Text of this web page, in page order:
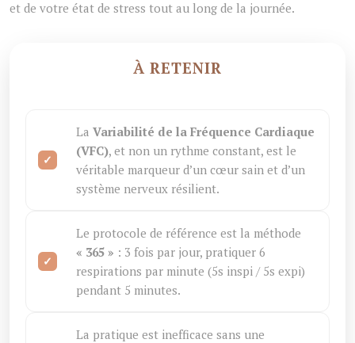
et de votre état de stress tout au long de la journée.
À RETENIR
La Variabilité de la Fréquence Cardiaque
(VFC), et non un rythme constant, est le
véritable marqueur d’un cœur sain et d’un
système nerveux résilient.
Le protocole de référence est la méthode
« 365 » : 3 fois par jour, pratiquer 6
respirations par minute (5s inspi / 5s expi)
pendant 5 minutes.
La pratique est inefficace sans une